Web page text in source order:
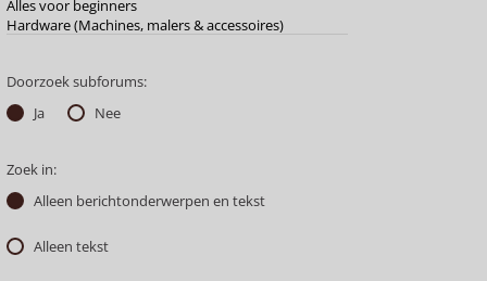
Doorzoek subforums:
Ja
Nee
Zoek in:
Alleen berichtonderwerpen en tekst
Alleen tekst